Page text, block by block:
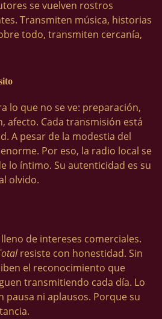
se vuelven rostros
Transmiten música, historias
todo, transmiten cercanía,
lo que no se ve: preparación,
afecto. Cada transmisión está
A pesar de la modestia del
Por eso, la radio local se
lo íntimo. Su autenticidad es su
olvido.
de intereses comerciales.
resiste con honestidad. Sin
el reconocimiento que
transmitiendo cada día. Lo
pausa ni aplausos. Porque su